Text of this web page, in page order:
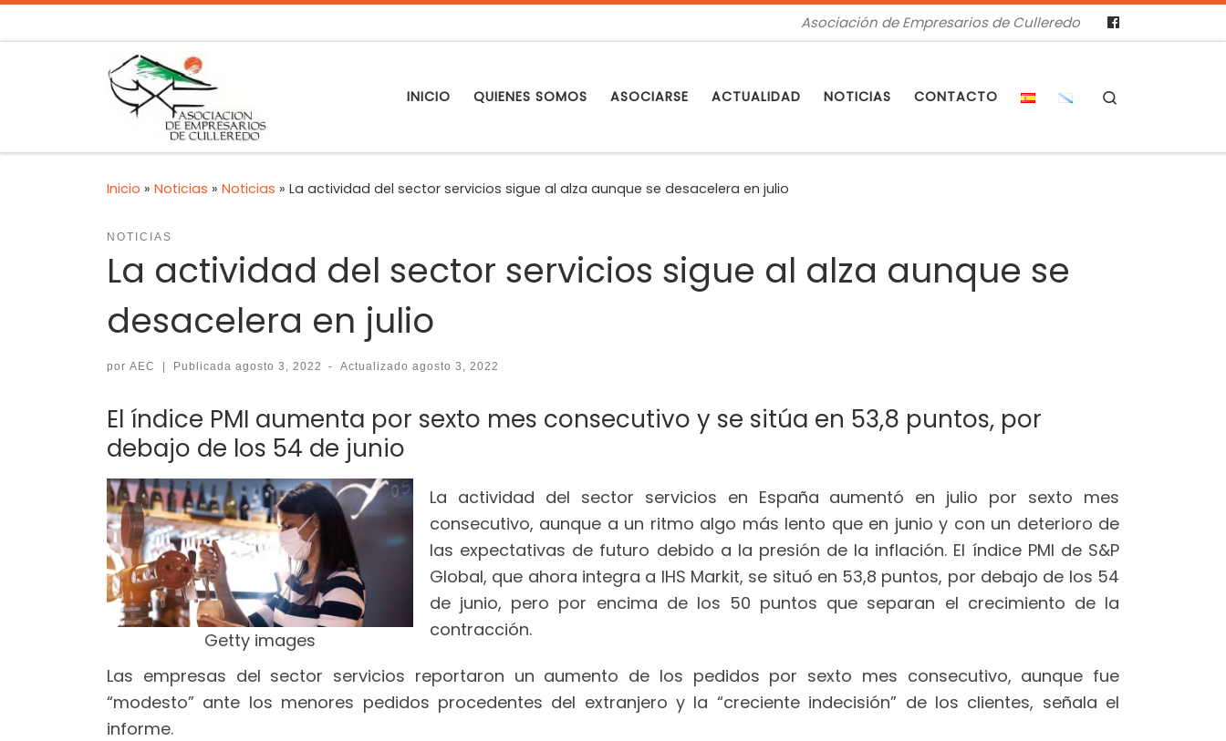
Asociación de Empresarios de Culleredo
INICIO QUIENES SOMOS ASOCIARSE ACTUALIDAD NOTICIAS CONTACTO
Inicio » Noticias » Noticias » La actividad del sector servicios sigue al alza aunque se desacelera en julio
NOTICIAS
La actividad del sector servicios sigue al alza aunque se
desacelera en julio
por AEC | Publicada agosto 3, 2022 - Actualizadoagosto 3, 2022
El índice PMI aumenta por sexto mes consecutivo y se sitúa en 53,8 puntos, por
debajo de los 54 de junio
Getty images
La actividad del sector servicios en España aumentó en julio por sexto mes
consecutivo, aunque a un ritmo algo más lento que en junio y con un deterioro de
las expectativas de futuro debido a la presión de la inflación. El índice PMI de S&P
Global, que ahora integra a IHS Markit, se situó en 53,8 puntos, por debajo de los 54
de junio, pero por encima de los 50 puntos que separan el crecimiento de la
contracción.
Las empresas del sector servicios reportaron un aumento de los pedidos por sexto mes consecutivo, aunque fue
“modesto” ante los menores pedidos procedentes del extranjero y la “creciente indecisión” de los clientes, señala el
informe.